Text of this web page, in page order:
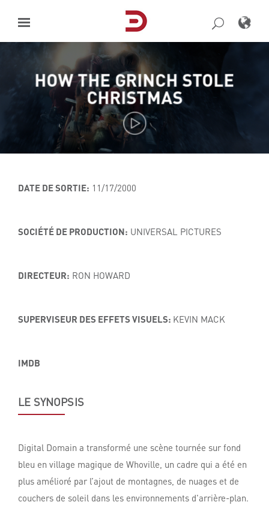
content
HOW THE GRINCH STOLE
CHRISTMAS
DATE DE SORTIE: 11/17/2000
SOCIÉTÉ DE PRODUCTION: UNIVERSAL PICTURES
DIRECTEUR: RON HOWARD
SUPERVISEUR DES EFFETS VISUELS: KEVIN MACK
IMDB
LE SYNOPSIS
Digital Domain a transformé une scène tournée sur fond
bleu en village magique de Whoville, un cadre qui a été en
plus amélioré par l’ajout de montagnes, de nuages et de
couchers de soleil dans les environnements d'arrière-plan.